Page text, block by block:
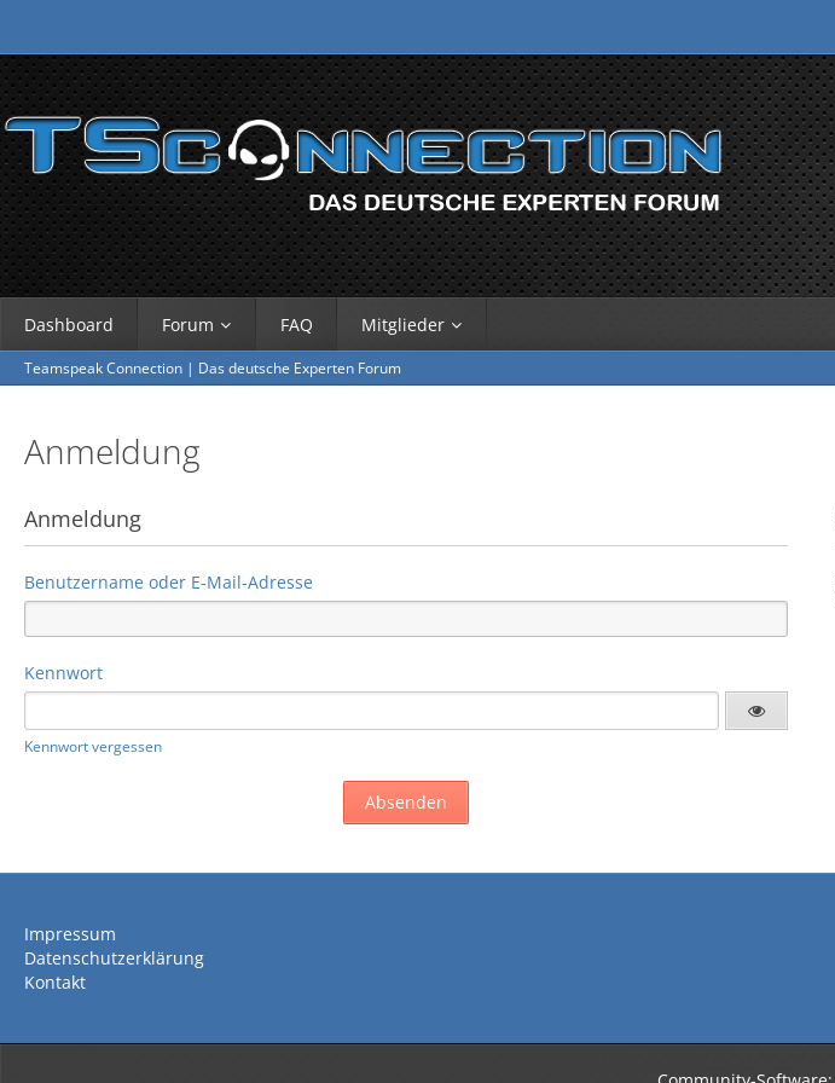
Dashboard Forum FAQ Mitglieder
Teamspeak Connection | Das deutsche Experten Forum
Anmeldung
Anmeldung
Benutzername oder E-Mail-Adresse
Kennwort
Kennwort vergessen
Impressum
Datenschutzerklärung
Kontakt